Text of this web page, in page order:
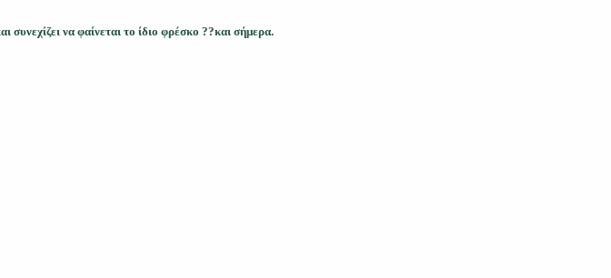
συνεχίζει να φαίνεται το ίδιο φρέσκο ??και σήμερα.